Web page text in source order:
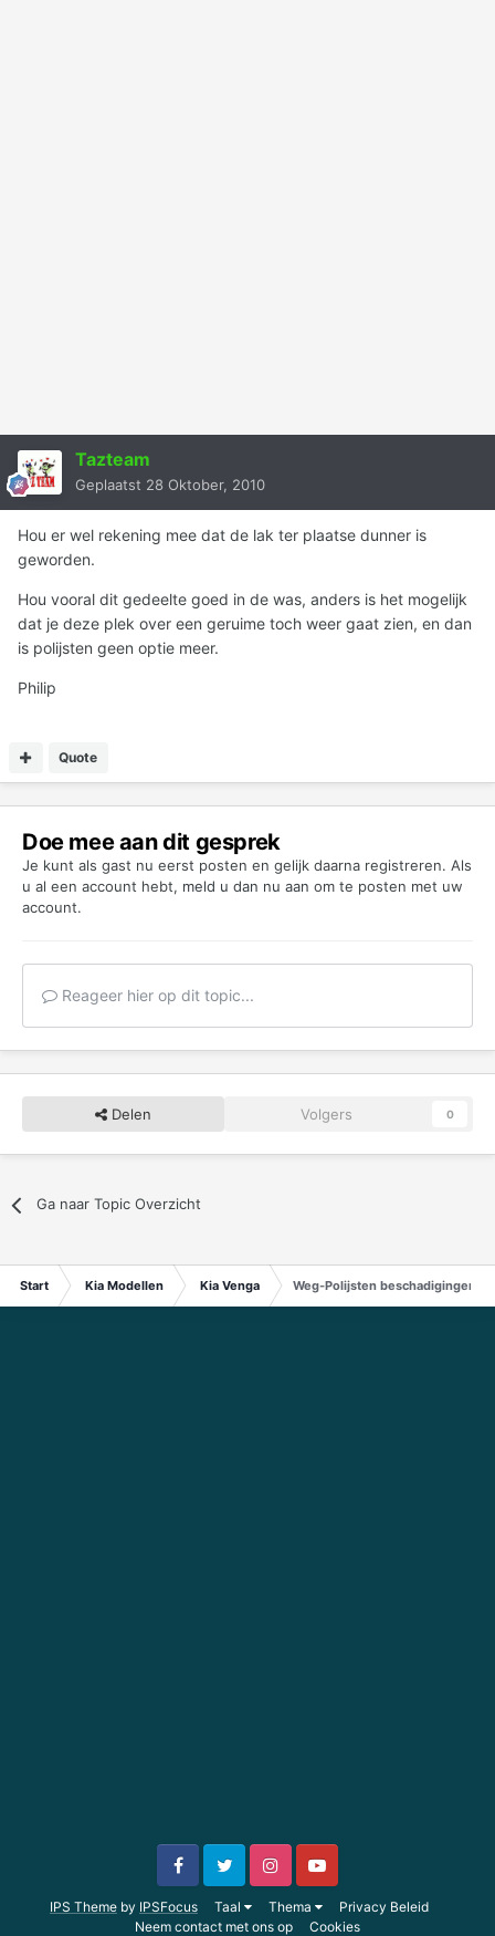
Tazteam
Geplaatst 28 Oktober, 2010
Hou er wel rekening mee dat de lak ter plaatse dunner is
geworden.
Hou vooral dit gedeelte goed in de was, anders is het mogelijk
dat je deze plek over een geruime toch weer gaat zien, en dan
is polijsten geen optie meer.
Philip
Quote
Doe mee aan dit gesprek
Je kunt als gast nu eerst posten en gelijk daarna registreren. Als
u al een account hebt, meld u dan nu aan om te posten met uw
account.
Reageer hier op dit topic...
Delen Volgers 0
Ga naar Topic Overzicht
Start Kia Modellen Kia Venga Weg-Polijsten beschadigingen
IPS Theme by IPSFocus Taal Thema
Privacy Beleid
Neem contact met ons op
Cookies